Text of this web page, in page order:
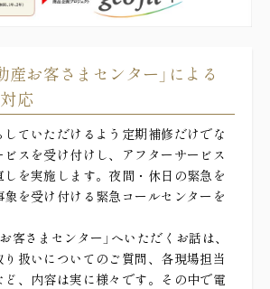
産お客さまセンター」による
応
ていただけるよう定期補修だけでな
ビスを受け付けし、アフターサービス
を実施します。夜間・休日の緊急を
を受け付ける緊急コールセンターを
客さまセンター」へいただくお話は、
扱いについてのご質問、各現場担当
、内容は実に様々です。その中で電